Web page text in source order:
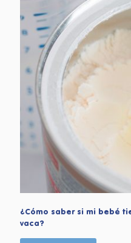
¿Cómo saber si mi bebé
vaca?